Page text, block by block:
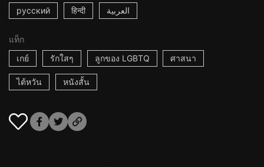
русский हिन्दी العربية
แท็ก
เกย์
รักใสๆ ลูกของ LGBTQ ศาสนา
ไต้หวัน หนังสั้น